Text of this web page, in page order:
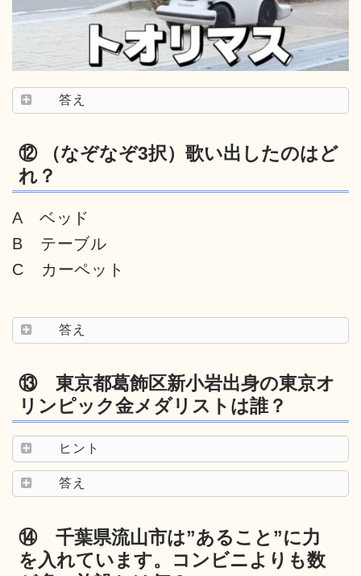
答え
⑫ （なぞなぞ3択）歌い出したのはど
れ？
A ベッド
B テーブル
C カーペット
答え
⑬ 東京都葛飾区新小岩出身の東京オ
リンピック金メダリストは誰？
ヒント
答え
⑭ 千葉県流山市は”あること”に力
を入れています。コンビニよりも数